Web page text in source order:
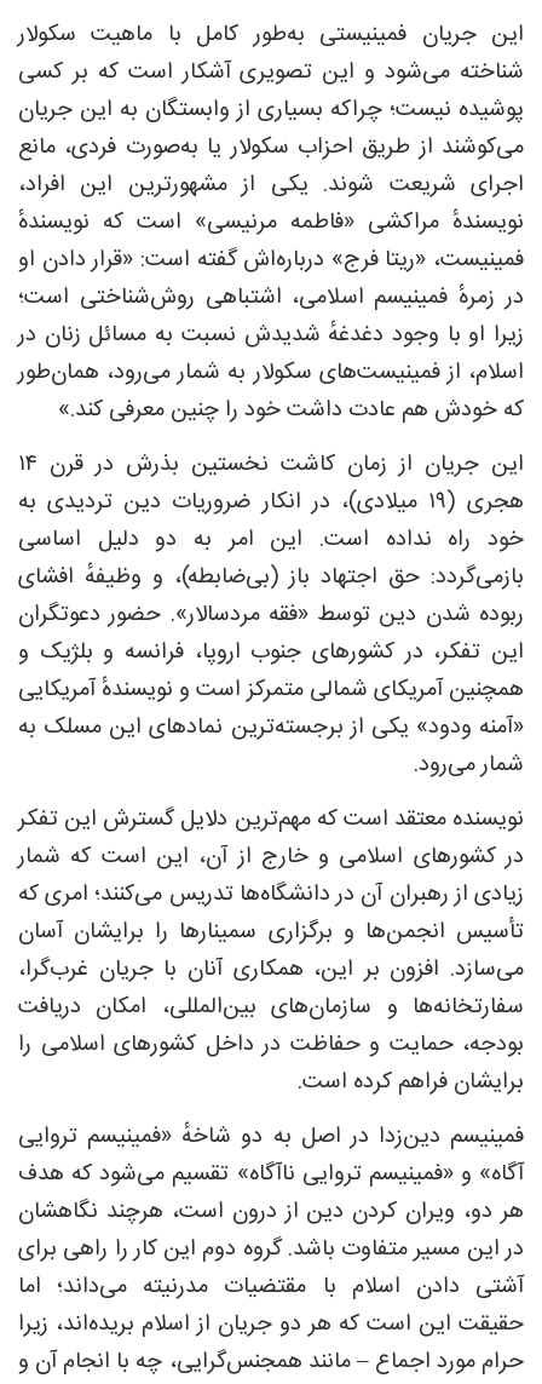
این جریان فمینیستی به‌طور کامل با ماهیت سکولار
شناخته می‌شود و این تصویری آشکار است که بر کسی
پوشیده نیست؛ چراکه بسیاری از وابستگان به این جریان
می‌کوشند از طریق احزاب سکولار یا به‌صورت فردی، مانع
اجرای شریعت شوند. یکی از مشهورترین این افراد،
نویسندهٔ مراکشی «فاطمه مرنیسی» است که نویسندهٔ
فمینیست، «ریتا فرج» درباره‌اش گفته است: «قرار دادن او
در زمرهٔ فمینیسم اسلامی، اشتباهی روش‌شناختی است؛
زیرا او با وجود دغدغهٔ شدیدش نسبت به مسائل زنان در
اسلام، از فمینیست‌های سکولار به شمار می‌رود، همان‌طور
که خودش هم عادت داشت خود را چنین معرفی کند.»
این جریان از زمان کاشت نخستین بذرش در قرن ۱۴
هجری (۱۹ میلادی)، در انکار ضروریات دین تردیدی به
خود راه نداده است. این امر به دو دلیل اساسی
بازمی‌گردد: حق اجتهاد باز (بی‌ضابطه)، و وظیفهٔ افشای
ربوده شدن دین توسط «فقه مردسالار». حضور دعوتگران
این تفکر، در کشورهای جنوب اروپا، فرانسه و بلژیک و
همچنین آمریکای شمالی متمرکز است و نویسندهٔ آمریکایی
«آمنه ودود» یکی از برجسته‌ترین نمادهای این مسلک به
شمار می‌رود.
نویسنده معتقد است که مهم‌ترین دلایل گسترش این تفکر
در کشورهای اسلامی و خارج از آن، این است که شمار
زیادی از رهبران آن در دانشگاه‌ها تدریس می‌کنند؛ امری که
تأسیس انجمن‌ها و برگزاری سمینارها را برایشان آسان
می‌سازد. افزون بر این، همکاری آنان با جریان غرب‌گرا،
سفارتخانه‌ها و سازمان‌های بین‌المللی، امکان دریافت
بودجه، حمایت و حفاظت در داخل کشورهای اسلامی را
برایشان فراهم کرده است.
فمینیسم دین‌زدا در اصل به دو شاخهٔ «فمینیسم تروایی
آگاه» و «فمینیسم تروایی ناآگاه» تقسیم می‌شود که هدف
هر دو، ویران کردن دین از درون است، هرچند نگاهشان
در این مسیر متفاوت باشد. گروه دوم این کار را راهی برای
آشتی دادن اسلام با مقتضیات مدرنیته می‌داند؛ اما
حقیقت این است که هر دو جریان از اسلام بریده‌اند، زیرا
حرام مورد اجماع – مانند همجنس‌گرایی، چه با انجام آن و